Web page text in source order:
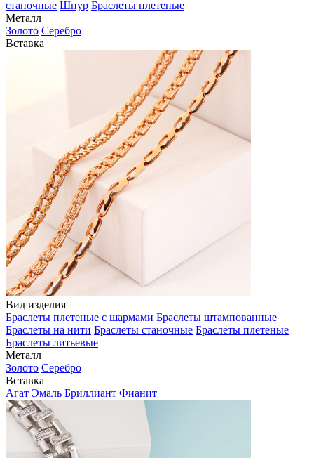
станочные Шнур Браслеты плетеные
Металл
Золото Серебро
Вставка
Вид изделия
Браслеты плетеные с шармами Браслеты штампованные
Браслеты на нити Браслеты станочные Браслеты плетеные
Браслеты литьевые
Металл
Золото Серебро
Вставка
Агат Эмаль Бриллиант Фианит